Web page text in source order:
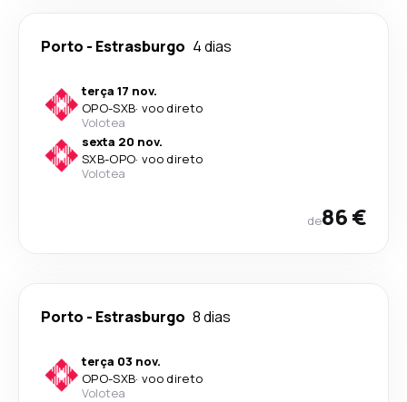
Porto - Estrasburgo 4 dias
terça 17 nov.
OPO-SXB· voo direto
Volotea
sexta 20 nov.
SXB-OPO· voo direto
Volotea
de86 €
Porto - Estrasburgo 8 dias
terça 03 nov.
OPO-SXB· voo direto
Volotea